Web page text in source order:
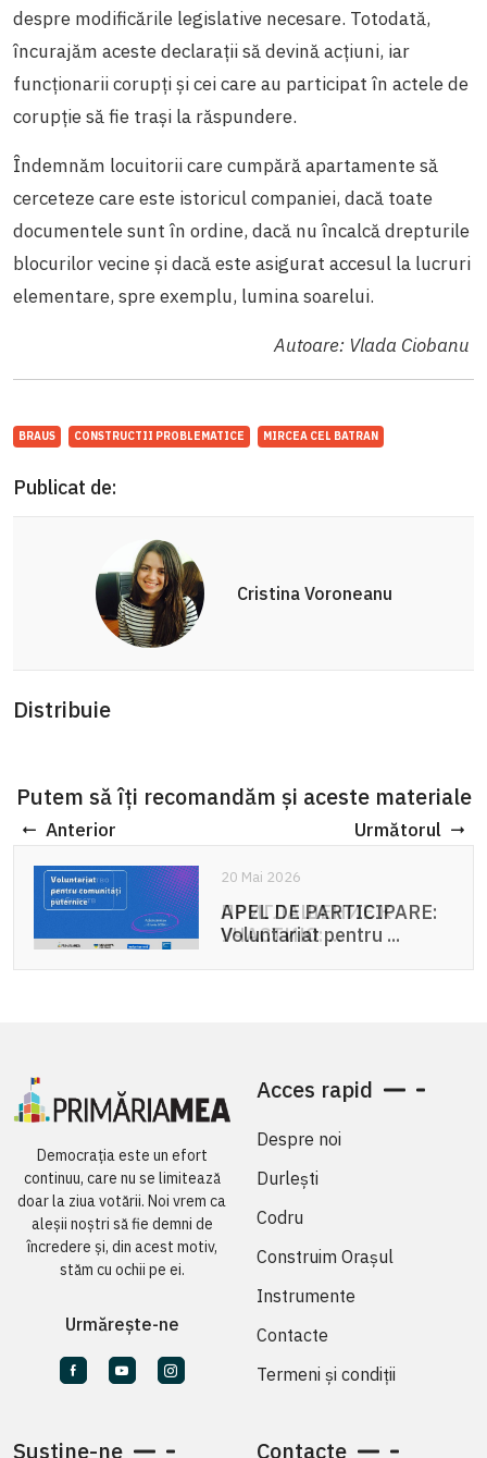
despre modificările legislative necesare. Totodată,
încurajăm aceste declarații să devină acțiuni, iar
funcționarii corupți și cei care au participat în actele de
corupție să fie trași la răspundere.
Îndemnăm locuitorii care cumpără apartamente să
cerceteze care este istoricul companiei, dacă toate
documentele sunt în ordine, dacă nu încalcă drepturile
blocurilor vecine și dacă este asigurat accesul la lucruri
elementare, spre exemplu, lumina soarelui.
Autoare: Vlada Ciobanu
BRAUS CONSTRUCTII PROBLEMATICE MIRCEA CEL BATRAN
Publicat de:
Cristina Voroneanu
Distribuie
Putem să îți recomandăm și aceste materiale
Anterior Următorul
20 Mai 2026
APEL DE PARTICIPARE:
Voluntariat pentru ...
Democrația este un efort
continuu, care nu se limitează
doar la ziua votării. Noi vrem ca
aleșii noștri să fie demni de
încredere și, din acest motiv,
stăm cu ochii pe ei.
Urmărește-ne
Acces rapid
Despre noi
Durlești
Codru
Construim Orașul
Instrumente
Contacte
Termeni și condiții
Susține-ne Contacte